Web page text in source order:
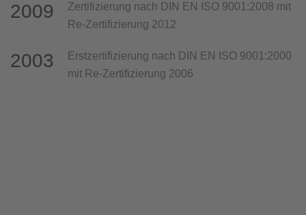
2009
Zertifizierung nach DIN EN ISO 9001:2008 mit
Re-Zertifizierung 2012
2003
Erstzertifizierung nach DIN EN ISO 9001:2000
mit Re-Zertifizierung 2006